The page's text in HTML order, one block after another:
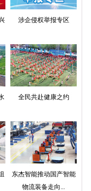
涉企侵权举报专区
全民共赴健康之约
东杰智能推动国产智能
物流装备走向...